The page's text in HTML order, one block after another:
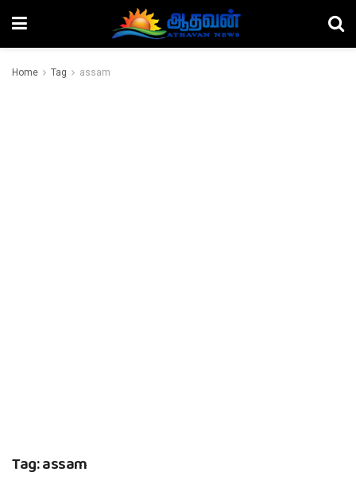
Home Tag assam
Tag:assam